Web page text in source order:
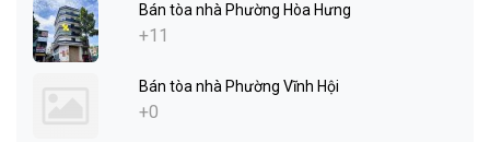
Bán tòa nhà Phường Hòa Hưng
+11
Bán tòa nhà Phường Vĩnh Hội
+0